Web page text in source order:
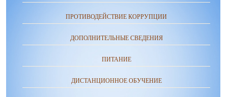
ПРОТИВОДЕЙСТВИЕ КОРРУПЦИИ
ДОПОЛНИТЕЛЬНЫЕ СВЕДЕНИЯ
ПИТАНИЕ
ДИСТАНЦИОННОЕ ОБУЧЕНИЕ